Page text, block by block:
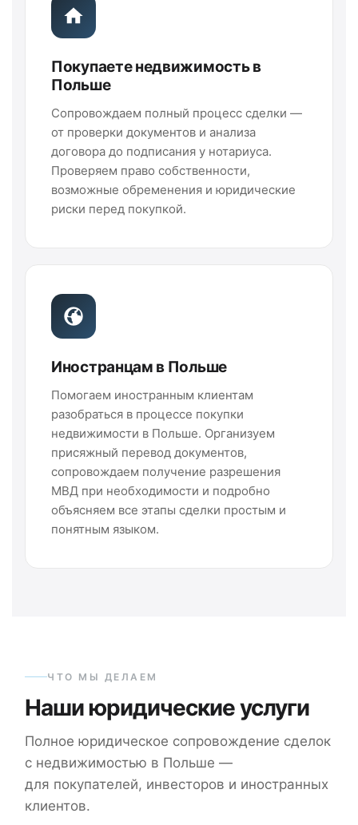
Покупаете недвижимость в
Польше
Сопровождаем полный процесс сделки —
от проверки документов и анализа
договора до подписания у нотариуса.
Проверяем право собственности,
возможные обременения и юридические
риски перед покупкой.
Иностранцам в Польше
Помогаем иностранным клиентам
разобраться в процессе покупки
недвижимости в Польше. Организуем
присяжный перевод документов,
сопровождаем получение разрешения
МВД при необходимости и подробно
объясняем все этапы сделки простым и
понятным языком.
ЧТО МЫ ДЕЛАЕМ
Наши юридические услуги
Полное юридическое сопровождение сделок
с недвижимостью в Польше —
для покупателей, инвесторов и иностранных
клиентов.